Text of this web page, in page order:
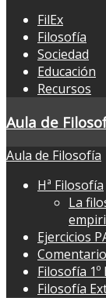
FilEx
Filosofía
Sociedad
Educación
Recursos
Aula de
Aula de Filosofía
Hª Filosofía
La
Ejercicios
Filosofía 1º
Filosofía